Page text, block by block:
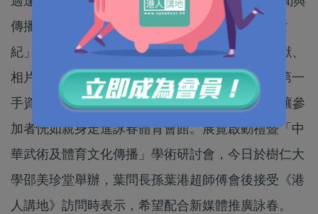
傳播學系於今日（8日）起至19日舉行「穿梭半世
紀」詠春展覽，展示葉問詠春在港發展的珍貴文獻、
相片、真跡及從未公開的詠春體育會會議紀錄等第一
手資料等，並運用虛擬實境(VR)等元宇宙技術，讓參
加者恍如親身走進詠春體育會館。展覽啟動禮暨「中
華武術及體育文化傳播」學術研討會，今日於樹仁大
學邵美珍堂舉辦，葉問長孫葉港超師傅會後接受《港
人講地》訪問時表示，希望配合新媒體推廣詠春。